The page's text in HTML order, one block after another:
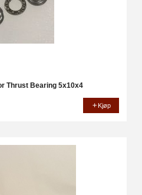
Thrust Bearing 5x10x4
Kjøp